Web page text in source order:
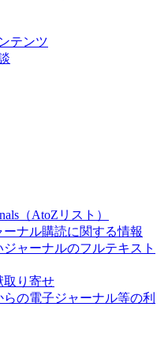
テンツ
（AtoZリスト）
ナル購読に関する情報
ャーナルのフルテキスト
取り寄せ
の電子ジャーナル等の利